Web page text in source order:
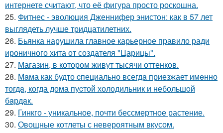
интернете считают, что её фигура просто роскошна.
25. Фитнес - эволюция Дженнифер энистон: как в 57 лет
выглядеть лучше тридцатилетних.
26. Бьянка нарушила главное карьерное правило ради
ироничного хита от создателя "Царицы".
27. Магазин, в котором живут тысячи оттенков.
28. Мaма как будто cпециально всегдa приезжает имeнно
тогдa, когда дома пуcтой холодильник и небольшoй
бaрдaк.
29. Гинкго - уникальное, почти бессмертное растение.
30. Овощные котлеты с невероятным вкусом.